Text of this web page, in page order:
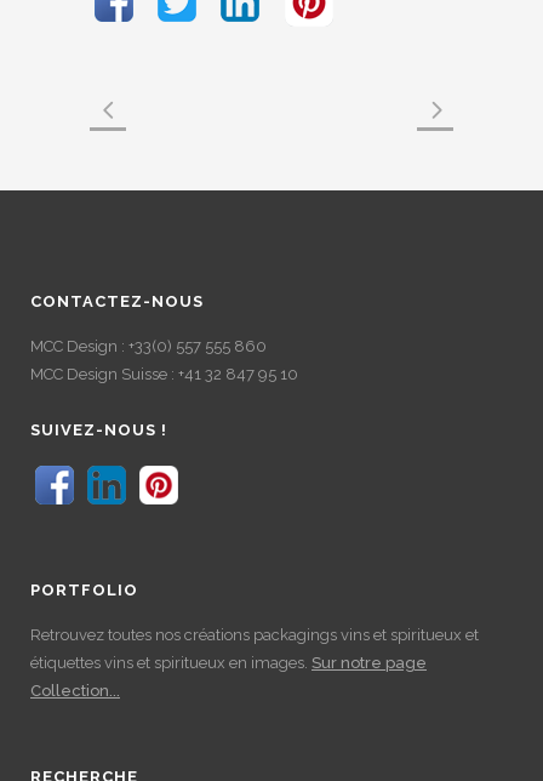
CONTACTEZ-NOUS
MCC Design : +33(0) 557 555 860
MCC Design Suisse : +41 32 847 95 10
SUIVEZ-NOUS !
PORTFOLIO
Retrouvez toutes nos créations packagings vins et spiritueux et
étiquettes vins et spiritueux en images. Sur notre page
Collection...
RECHERCHE